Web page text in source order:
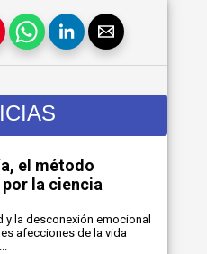
el método
la ciencia
y la desconexión emocional
afecciones de la vida